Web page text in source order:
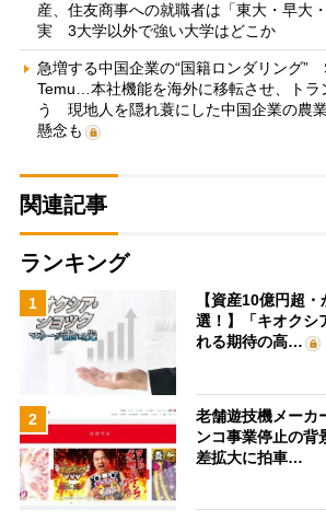
産、住友商事への就職者は「東大・早大
実 3大学以外で強い大学はどこか
急増する中国企業の“国籍ロンダリング”
Temu…本社機能を海外に移転させ、トラ
う 現地人を隠れ蓑にした中国企業の農
懸念も
関連記事
ランキング
1
【資産10億円超
選！】「キオクシ
れる期待の高…
2
老舗遊技機メーカ
ンコ事業停止の
差拡大に拍車…